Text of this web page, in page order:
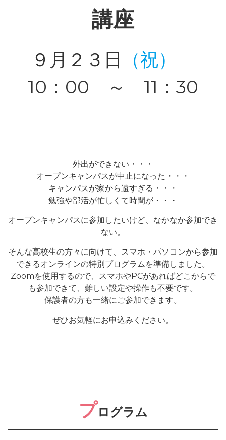
講座
９月２３日
（祝）
10：00 ～ 11：30
外出ができない・・・
オープンキャンパスが中止になった・・・
キャンパスが家から遠すぎる・・・
勉強や部活が忙しくて時間が・・・
オープンキャンパスに参加したいけど、なかなか参加でき
ない。
そんな高校生の方々に向けて、スマホ・パソコンから参加
できるオンラインの特別プログラムを準備しました。
Zoomを使用するので、スマホやPCがあればどこからで
も参加できて、難しい設定や操作も不要です。
保護者の方も一緒にご参加できます。
ぜひお気軽にお申込みください。
プログラム